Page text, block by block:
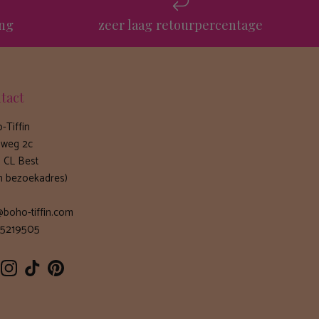
zeer laag retourpercentage
Tiffin
2c
Best
bezoekadres)
tiffin.com
Instagram
TikTokPinterest